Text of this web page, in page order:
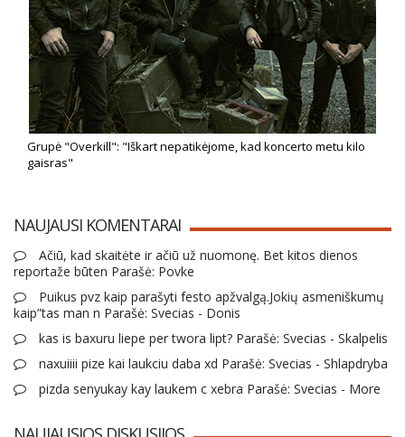
Grupė "Overkill": "Iškart nepatikėjome, kad koncerto metu kilo
gaisras"
NAUJAUSI KOMENTARAI
Ačiū, kad skaitėte ir ačiū už nuomonę. Bet kitos dienos
reportaže būten Parašė: Povke
Puikus pvz kaip parašyti festo apžvalgą.Jokių asmeniškumų
kaip”tas man n Parašė: Svecias - Donis
kas is baxuru liepe per twora lipt? Parašė: Svecias - Skalpelis
naxuiiii pize kai laukciu daba xd Parašė: Svecias - Shlapdryba
pizda senyukay kay laukem c xebra Parašė: Svecias - More